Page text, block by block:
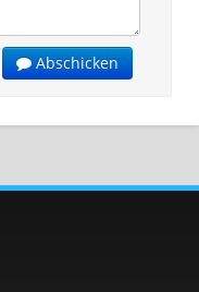
Abschicken